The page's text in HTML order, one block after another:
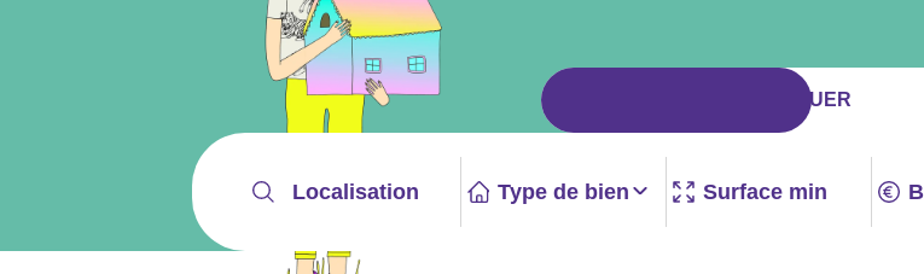
LOUER
Localisation Type de bien